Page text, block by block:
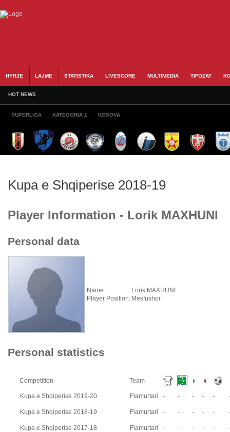
HYRJE LAJME STATISTIKA LIVESCORE MULTIMEDIA TIFOZAT
HOT NEWS
SUPERLIGA KATEGORIA 1 KOSOVA
Kupa e Shqiperise 2018-19
Player Information - Lorik MAXHUNI
Personal data
Name:
Lorik MAXHUNI
Player Position: Mesfushor
Personal statistics
Competition Team
Kupa e Shqiperise 2019-20 Flamurtari - - - - -
Kupa e Shqiperise 2018-19 Flamurtari - - - - -
Kupa e Shqiperise 2017-18 Flamurtari - - - - -